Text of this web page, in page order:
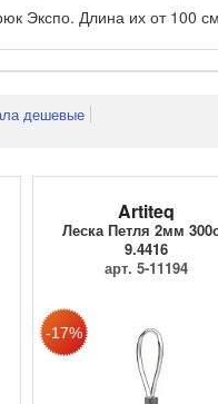
Экспо. Длина их от 100
дешевые
Artiteq
Леска Петля 2мм
9.4416
арт. 5-11194